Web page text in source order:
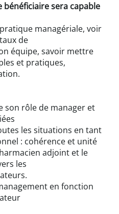
sera capable
managériale, voir
de
équipe, savoir mettre
et pratiques,
son rôle de manager et
les situations en tant
: cohérence et unité
adjoint et le
les
en fonction